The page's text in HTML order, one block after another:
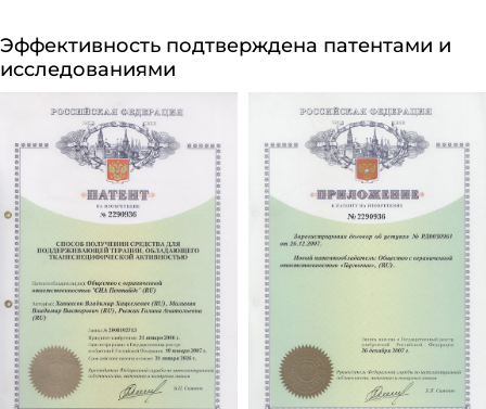
Эффективность подтверждена патентами и
исследованиями